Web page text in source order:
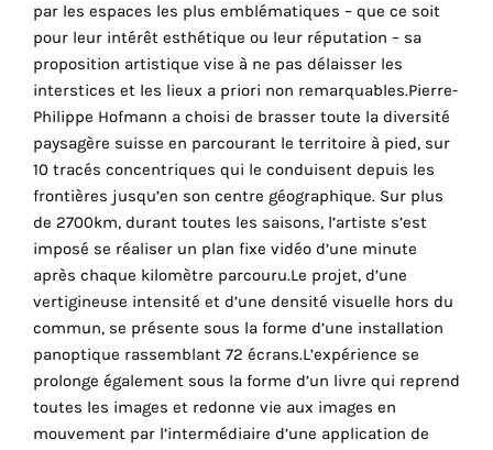
par les espaces les plus emblématiques – que ce soit
pour leur intérêt esthétique ou leur réputation – sa
proposition artistique vise à ne pas délaisser les
interstices et les lieux a priori non remarquables.Pierre-
Philippe Hofmann a choisi de brasser toute la diversité
paysagère suisse en parcourant le territoire à pied, sur
10 tracés concentriques qui le conduisent depuis les
frontières jusqu’en son centre géographique. Sur plus
de 2700km, durant toutes les saisons, l’artiste s’est
imposé se réaliser un plan fixe vidéo d’une minute
après chaque kilomètre parcouru.Le projet, d’une
vertigineuse intensité et d’une densité visuelle hors du
commun, se présente sous la forme d’une installation
panoptique rassemblant 72 écrans.L’expérience se
prolonge également sous la forme d’un livre qui reprend
toutes les images et redonne vie aux images en
mouvement par l’intermédiaire d’une application de
Faire
son
propre
choix
Cookies
fonctionnels
Ce
paramètre
est
obligatoire
et ne peut
être
désactivé.